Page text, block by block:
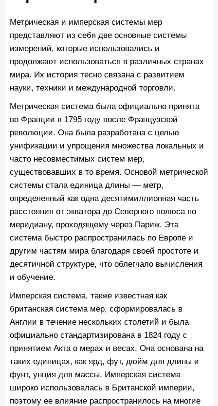
Метрическая и имперская системы мер
представляют из себя две основные системы
измерений, которые использовались и
продолжают использоваться в различных странах
мира. Их история тесно связана с развитием
науки, техники и международной торговли.
Метрическая система была официально принята
во Франции в 1795 году после Французской
революции. Она была разработана с целью
унификации и упрощения множества локальных и
часто несовместимых систем мер,
существовавших в то время. Основой метрической
системы стала единица длины — метр,
определенный как одна десятимиллионная часть
расстояния от экватора до Северного полюса по
меридиану, проходящему через Париж. Эта
система быстро распространилась по Европе и
другим частям мира благодаря своей простоте и
десятичной структуре, что облегчало вычисления
и обучение.
Имперская система, также известная как
британская система мер, сформировалась в
Англии в течение нескольких столетий и была
официально стандартизирована в 1824 году с
принятием Акта о мерах и весах. Она основана на
таких единицах, как ярд, фут, дюйм для длины и
фунт, унция для массы. Имперская система
широко использовалась в Британской империи,
поэтому ее влияние распространилось на многие